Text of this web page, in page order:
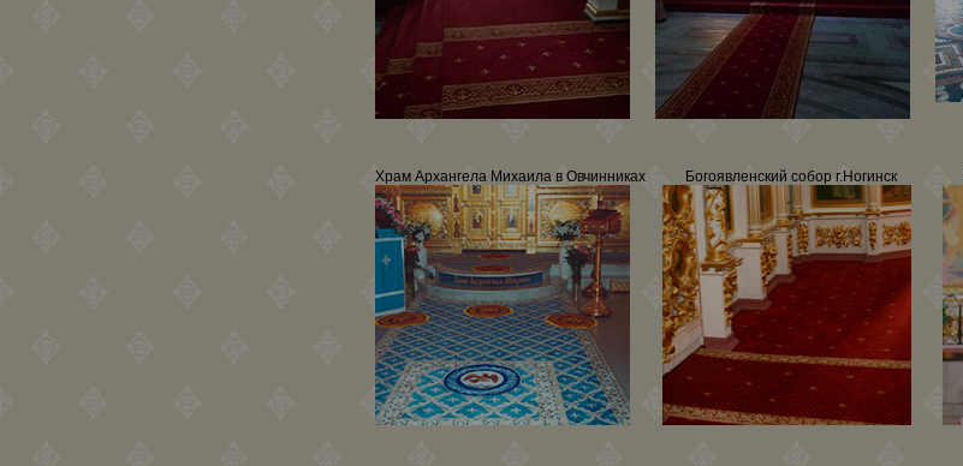
Храм Архангела Михаила в Овчинниках Богоявленский собор г.Ногинск